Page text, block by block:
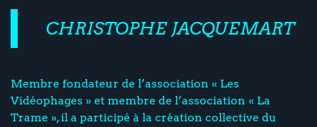
CHRISTOPHE JACQUEMART
Membre fondateur de l’association « Les
Vidéophages » et membre de l’association « La
Trame », il a participé à la création collective du